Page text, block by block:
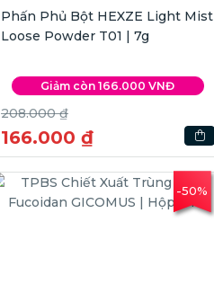
Phấn Phủ Bột HEXZE Light Mist
Loose Powder T01 | 7g
Giảm còn 166.000 VNĐ
208.000 ₫
166.000 ₫
-50%